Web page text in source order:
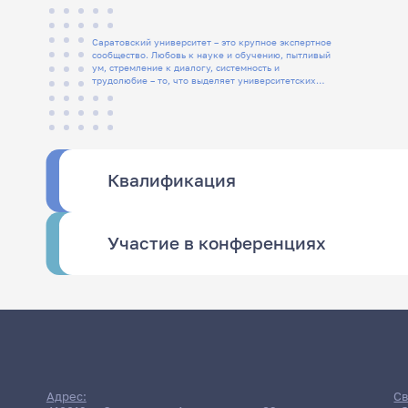
Саратовский университет – это крупное экспертное
сообщество. Любовь к науке и обучению, пытливый
ум, стремление к диалогу, системность и
трудолюбие – то, что выделяет университетских
Квалификация
Участие в конференциях
Адрес: